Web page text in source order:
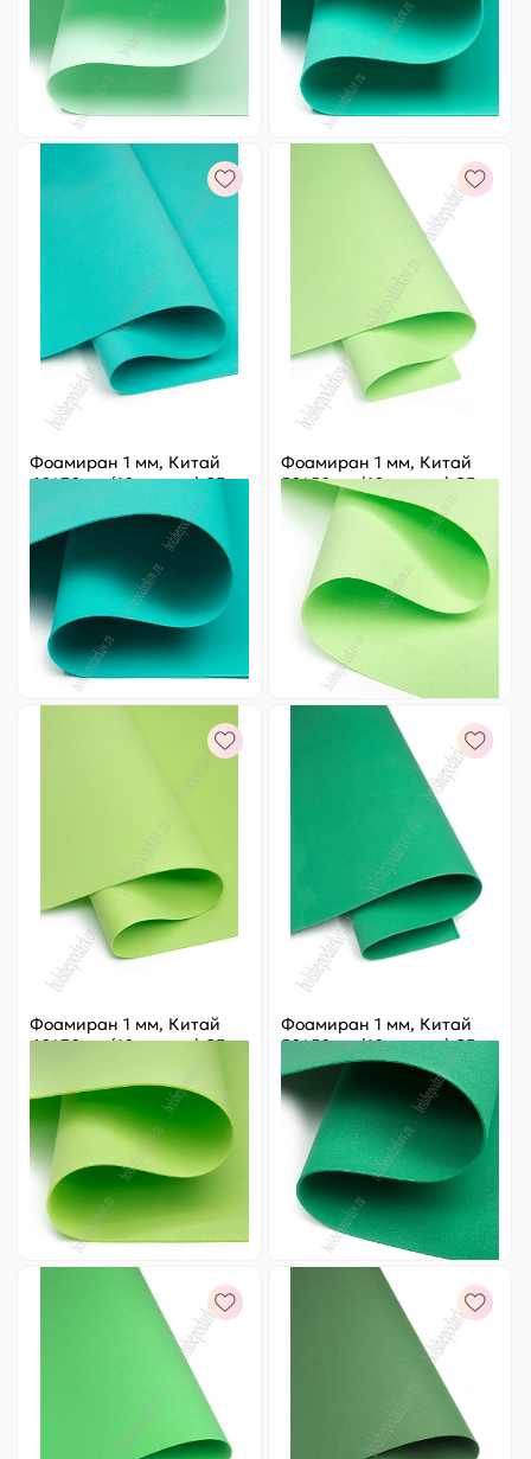
Артикул: 805-256
248 ₽
Оптовая
- +
Артикул: 805-301
248 ₽
Оптовая
+
Фоамиран 1 мм, Китай
60*70 см (10 листов) SF-
5822, тиффани №1055
Цена за 24.8 ₽
Артикул: 805-202
248 ₽
Оптовая
- +
Фоамиран 1 мм, Китай
50*50 см (10 листов) SF-
3431, салатовый №1052
Цена за 18.2 ₽
Артикул:
805-27
182 ₽
Оптовая
+
Фоамиран 1 мм, Китай
60*70 см (10 листов) SF-
Цена заед. 24.8 ₽
Артикул: 805-196
248 ₽
Оптовая
- +
Фоамиран 1 мм, Китай
50*50 см (10 листов) SF-
3431, зеленый №1046
Цена заед.: 18.2 ₽
Артикул: 805-26
182 ₽
Оптовая
- +